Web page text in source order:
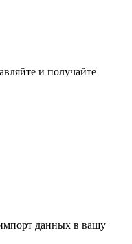
и получайте
данных в вашу